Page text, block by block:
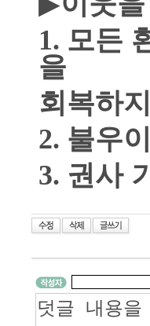
1. 모든
을
회복하
2. 불우
3. 권사